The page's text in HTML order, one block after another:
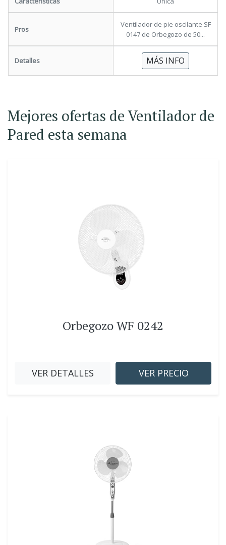
Pros
Ventilador de pie oscilante SF
0147 de Orbegozo de 50...
Detalles MÁS INFO
Mejores ofertas de Ventilador de
Pared esta semana
Orbegozo WF 0242
VER DETALLES VER PRECIO